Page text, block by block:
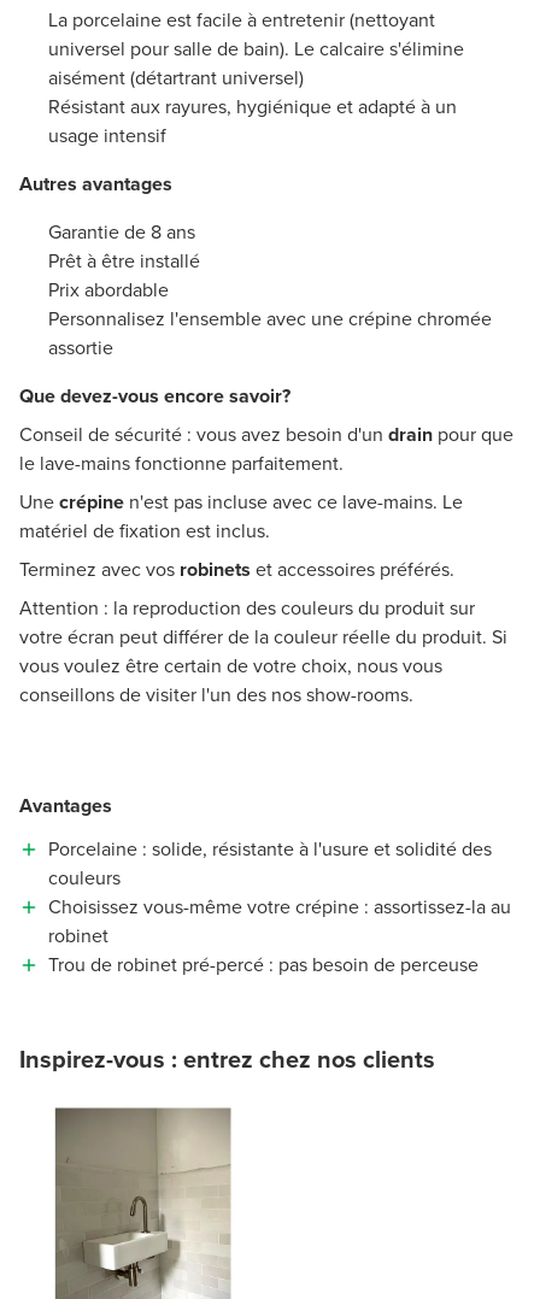
La porcelaine est facile à entretenir (nettoyant
universel pour salle de bain). Le calcaire s'élimine
aisément (détartrant universel)
Résistant aux rayures, hygiénique et adapté à un
usage intensif
Autres avantages
Garantie de 8 ans
Prêt à être installé
Prix abordable
Personnalisez l'ensemble avec une crépine chromée
assortie
Que devez-vous encore savoir?
Conseil de sécurité : vous avez besoin d'un drain pour que
le lave-mains fonctionne parfaitement.
Unecrépine n'est pas incluse avec ce lave-mains. Le
matériel de fixation est inclus.
Terminez avec vos robinets et accessoires préférés.
Attention : la reproduction des couleurs du produit sur
votre écran peut différer de la couleur réelle du produit. Si
vous voulez être certain de votre choix, nous vous
conseillons de visiter l'un des nos show-rooms.
Avantages
Porcelaine : solide, résistante à l'usure et solidité des
couleurs
Choisissez vous-même votre crépine : assortissez-la au
robinet
Trou de robinet pré-percé : pas besoin de perceuse
Inspirez-vous : entrez chez nos clients